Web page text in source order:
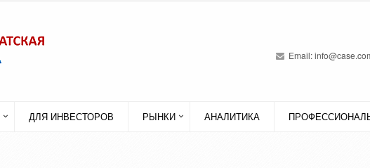
Email:
ДЛЯ ИНВЕСТОРОВ РЫНКИ АНАЛИТИКА